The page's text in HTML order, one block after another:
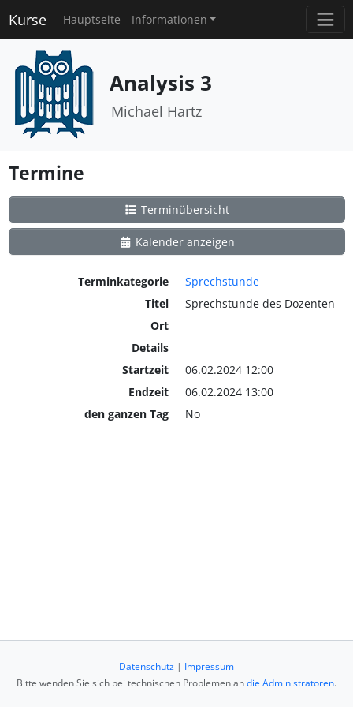
Kurse Hauptseite Informationen
Analysis 3
Michael Hartz
Termine
Terminübersicht
Kalender anzeigen
Terminkategorie
Sprechstunde
Titel
Sprechstunde des Dozenten
Ort
Details
Startzeit
06.02.2024 12:00
Endzeit
06.02.2024 13:00
den ganzen Tag
No
Datenschutz | Impressum
Bitte wenden Sie sich bei technischen Problemen andie Administratoren.